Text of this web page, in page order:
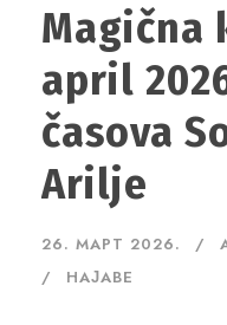
Magična
april
časova
Arilje
26. МАРТ 2026.
НАЈАВЕ